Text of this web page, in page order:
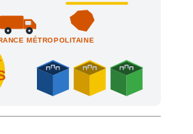
MÉTROPOLITAINE
boîtes d'agrafes ou de pointes et